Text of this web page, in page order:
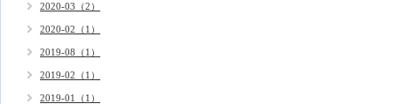
2020-03（2）
2020-02（1）
2019-08（1）
2019-02（1）
2019-01（1）